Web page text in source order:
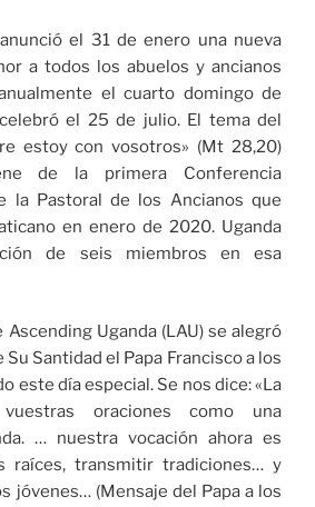
el 31 de enero una nueva
a todos los abuelos y ancianos
el cuarto domingo de
el 25 de julio. El tema del
estoy con vosotros» (Mt 28,20)
de la primera Conferencia
la Pastoral de los Ancianos que
en enero de 2020. Uganda
de seis miembros en esa
Ascending Uganda (LAU) se alegró
Santidad el Papa Francisco a los
este día especial. Se nos dice: «La
oraciones como una
… nuestra vocación ahora es
raíces, transmitir tradiciones… y
jóvenes… (Mensaje del Papa a los